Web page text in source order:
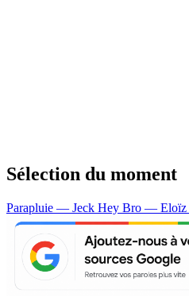
Sélection du moment
Parapluie — Jeck Hey Bro — Eloïz